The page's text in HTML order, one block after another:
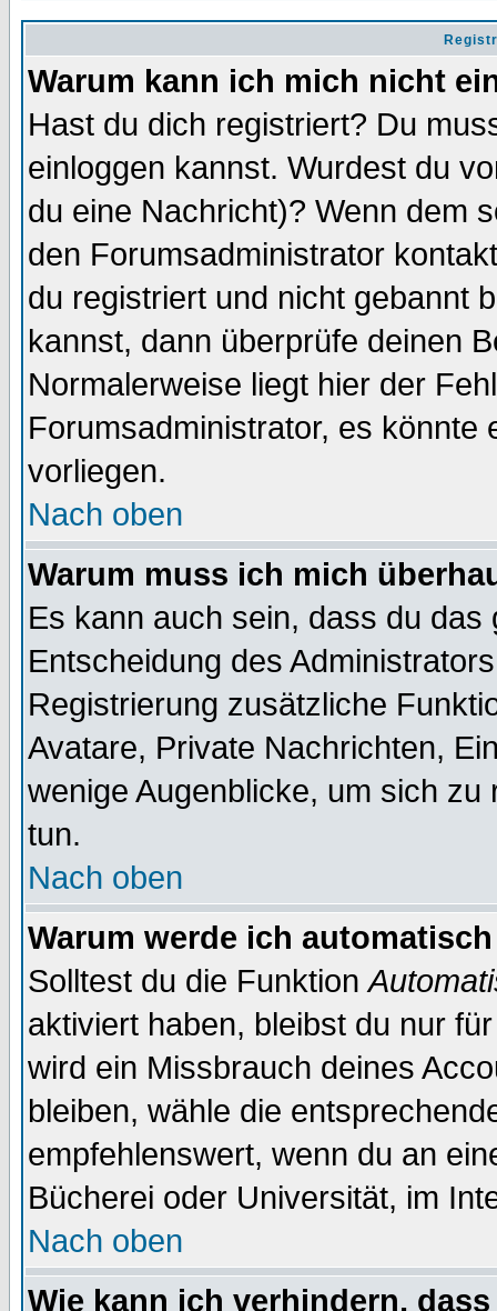
Warum kann ich mich nicht
Hast du dich registriert? Du
einloggen kannst. Wurdest du
du eine Nachricht)? Wenn dem
den Forumsadministrator
du registriert und nicht gebannt
kannst, dann überprüfe deinen
Normalerweise liegt hier der
Forumsadministrator, es könnte
vorliegen.
Nach oben
Warum muss ich mich
Es kann auch sein, dass du
Entscheidung des
Registrierung zusätzliche
Avatare, Private Nachrichten,
wenige Augenblicke, um sich
tun.
Nach oben
Warum werde ich
Solltest du die Funktion
aktiviert haben, bleibst du nur
wird ein Missbrauch deines
bleiben, wähle die
empfehlenswert, wenn du an
Bücherei oder Universität, im
Nach oben
Wie kann ich verhindern,